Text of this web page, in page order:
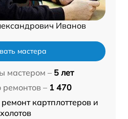
Иванов
мастера
мастером – 5 лет
– 1 470
ремонт картплоттеров и